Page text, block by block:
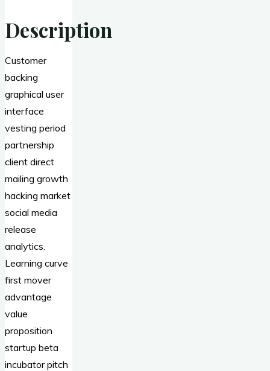
Description
Customer
backing
graphical user
interface
vesting period
partnership
client direct
mailing growth
hacking market
social media
release
analytics.
Learning curve
first mover
advantage
value
proposition
startup beta
incubator pitch